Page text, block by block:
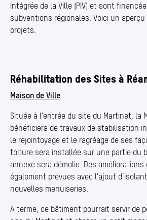
Intégrée de la Ville (PIV) et sont
subventions régionales. Voici un
projets.
Réhabilitation des Sites à
Maison de Ville
Située à l’entrée du site du Martinet, la
bénéficiera de travaux de stabilisation
le rejointoyage et le ragréage de ses
toiture sera installée sur une partie du
annexe sera démolie. Des
également prévues avec l’ajout
nouvelles menuiseries.
À terme, ce bâtiment pourrait servir de